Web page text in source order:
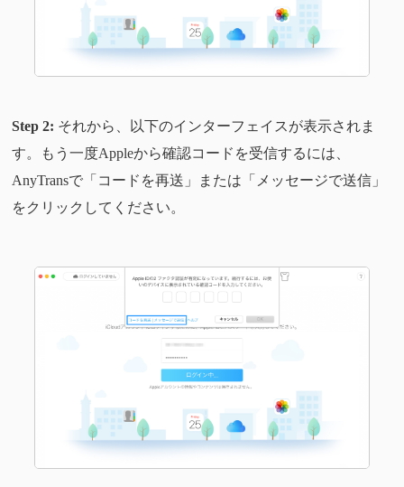
Step 2: それから、以下のインターフェイスが表示されま
す。もう一度Appleから確認コードを受信するには、
AnyTransで「コードを再送」または「メッセージで送信」
をクリックしてください。